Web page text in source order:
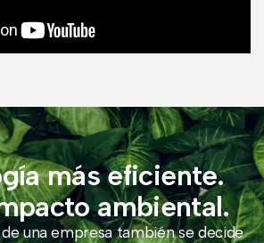
más eficiente.
ambiental.
una empresa también se decide